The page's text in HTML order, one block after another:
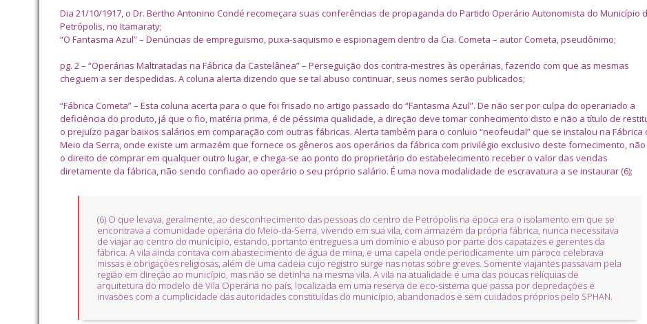
Dia 21/10/1917, o Dr. Bertho Antonino Condé recomeçara suas conferências de propaganda do Partido Operário Autonomista do Município
Petrópolis, no Itamaraty;
“O Fantasma Azul” – Denúncias de empreguismo, puxa-saquismo e espionagem dentro da Cia. Cometa – autor Cometa, pseudônimo;
pg. 2 – “Operárias Maltratadas na Fábrica da Castelânea” – Perseguição dos contra-mestres às operárias, fazendo com que as mesmas
cheguem a ser despedidas. A coluna alerta dizendo que se tal abuso continuar, seus nomes serão publicados;
“Fábrica Cometa” – Esta coluna acerta para o que foi frisado no artigo passado do “Fantasma Azul”. De não ser por culpa do operariado a
deficiência do produto, já que o fio, matéria prima, é de péssima qualidade, a direção deve tomar conhecimento disto e não a título de
o prejuízo pagar baixos salários em comparação com outras fábricas. Alerta também para o conluio “neofeudal” que se instalou na Fábrica
Meio da Serra, onde existe um armazém que fornece os gêneros aos operários da fábrica com privilégio exclusivo deste fornecimento, não
o direito de comprar em qualquer outro lugar, e chega-se ao ponto do proprietário do estabelecimento receber o valor das vendas
diretamente da fábrica, não sendo confiado ao operário o seu próprio salário. É uma nova modalidade de escravatura a se instaurar (6);
(6) O que levava, geralmente, ao desconhecimento das pessoas do centro de Petrópolis na época era o isolamento em que se
encontrava a comunidade operária do Meio-da-Serra, vivendo em sua vila, com armazém da própria fábrica, nunca necessitava
de viajar ao centro do município, estando, portanto entregues a um domínio e abuso por parte dos capatazes e gerentes da
fábrica. A vila ainda contava com abastecimento de água de mina, e uma capela onde periodicamente um pároco celebrava
missas e obrigações religiosas, além de uma cadeia cujo registro surge nas notas sobre greves. Somente viajantes passavam pela
região em direção ao município, mas não se detinha na mesma vila. A vila na atualidade é uma das poucas relíquias de
arquitetura do modelo de Vila Operária no país, localizada em uma reserva de eco-sistema que passa por depredações e
invasões com a cumplicidade das autoridades constituídas do município, abandonados e sem cuidados próprios pelo SPHAN.